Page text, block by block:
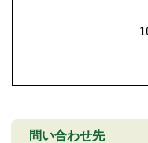
問い合わせ先